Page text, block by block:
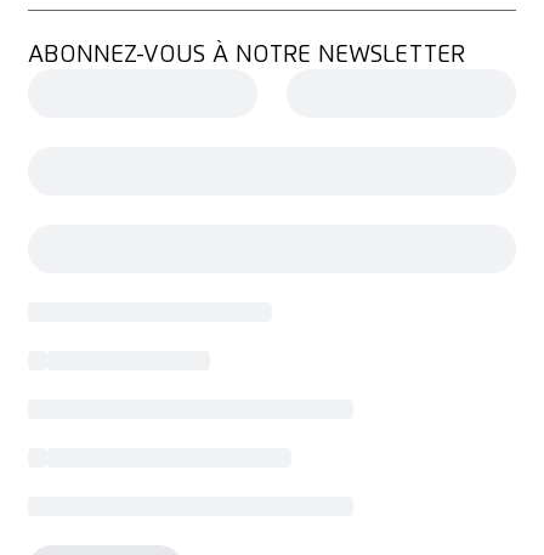
ABONNEZ-VOUS À NOTRE NEWSLETTER